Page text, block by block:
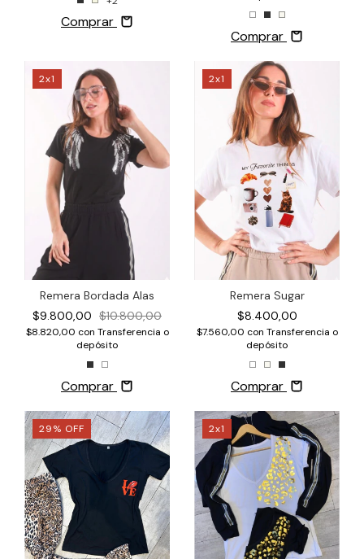
Comprar
Comprar
2x1
Remera Bordada Alas
$9.800,00 $10.800,00
$8.820,00 con Transferencia o
depósito
Comprar
2x1
Remera Sugar
$8.400,00
$7.560,00 con Transferencia o
depósito
Comprar
29% OFF 2x1